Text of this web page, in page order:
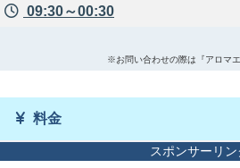
09:30～00:30
※お問い合わせの際は『アロマ
料金
スポンサーリン